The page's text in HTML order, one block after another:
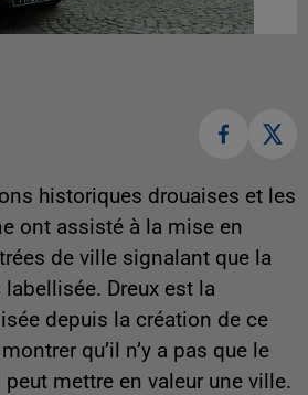
historiques drouaises et les
ont assisté à la mise en
de ville signalant que la
Dreux est la
depuis la création de ce
qu’il n’y a pas que le
mettre en valeur une ville.